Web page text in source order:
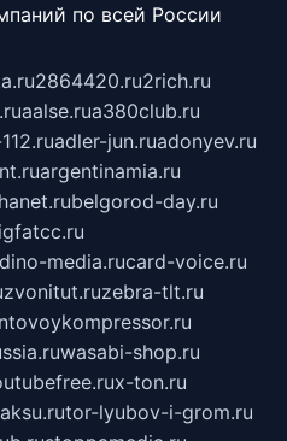
по всей России
2864420.ru2rich.ru
aalse.rua380club.ru
adler-jun.ruadonyev.ru
argentinamia.ru
belgorod-day.ru
media.rucard-voice.ru
zvonitut.ruzebra-tlt.ru
wasabi-shop.ru
x-ton.ru
tor-lyubov-i-grom.ru